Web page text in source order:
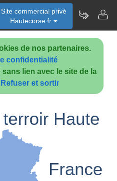
de nos partenaires.
confidentialité
lien avec le site de la
Refuser et sortir
Site commercial privé
Hautecorse.fr
Haute
France